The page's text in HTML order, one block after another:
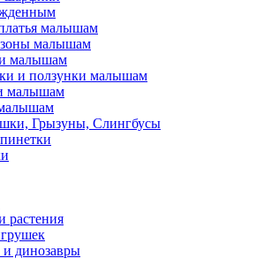
малышам
малышам
малышам
и ползунки малышам
малышам
Грызуны, Слингбусы
растения
динозавры